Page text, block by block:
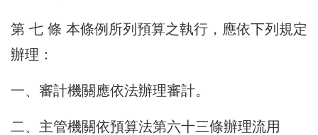
第 七 條 本條例所列預算之執行，應依下列規定
辦理：
一、審計機關應依法辦理審計。
二、主管機關依預算法第六十三條辦理流用